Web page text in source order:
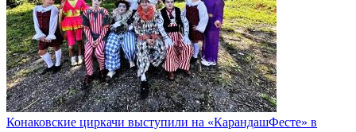
Конаковские циркачи выступили на «КарандашФесте» в